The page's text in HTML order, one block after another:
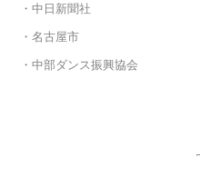
・中日新聞社
・名古屋市
・中部ダンス振興協会